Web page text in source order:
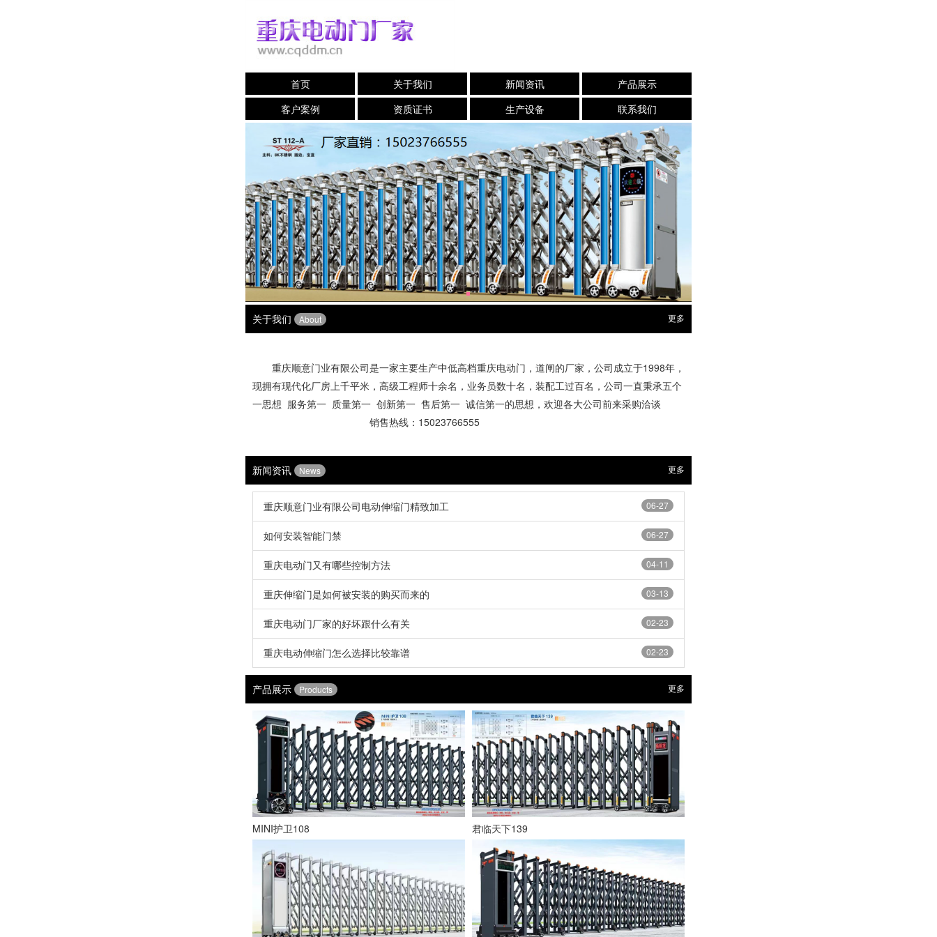
首页 关于我们 新闻资讯
产品展示
客户案例
资质证书 生产设备 联系我们
关于我们 About 更多
重庆顺意门业有限公司是一家主要生产中低高档重庆电动门 ，道闸的厂家，公司成立于1998年，
现拥有现代化厂房上千平米，高级工程师十余名，业务员数十名，装配工过百名，公司一直秉承五个
一思想 服务第一 质量第一 创新第一 售后第一 诚信第一的思想，欢迎各大公司前来采购洽谈
销售热线：15023766555
新闻资讯 News 更多
06-27
重庆顺意门业有限公司电动伸缩门精致加工
06-27
如何安装智能门禁
04-11
重庆电动门又有哪些控制方法
03-13
重庆伸缩门是如何被安装的购买而来的
02-23
重庆电动门厂家的好坏跟什么有关
02-23
重庆电动伸缩门怎么选择比较靠谱
产品展示 Products 更多
MINI护卫108 君临天下139